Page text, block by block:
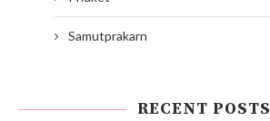
Samutprakarn
RECENT POSTS